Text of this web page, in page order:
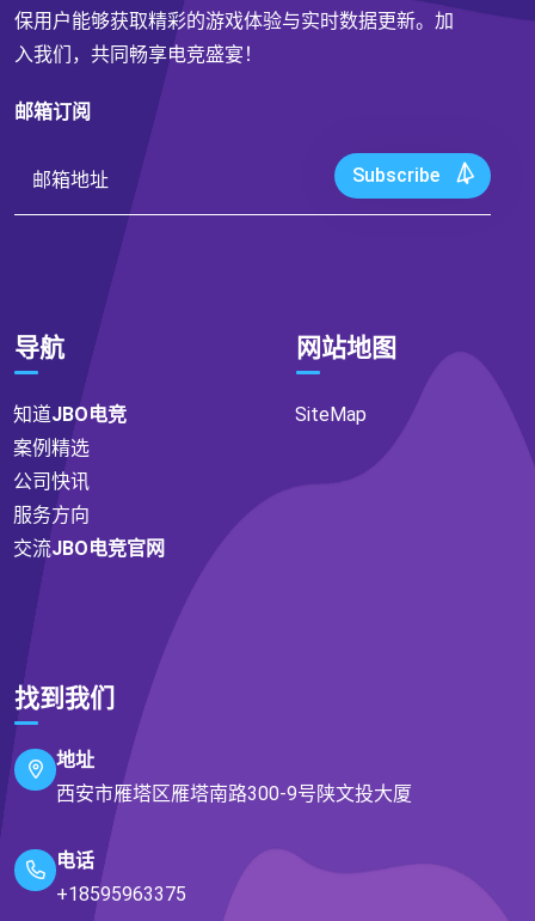
保用户能够获取精彩的游戏体验与实时数据更新。加
入我们，共同畅享电竞盛宴！
邮箱订阅
Subscribe
导航
知道JBO电竞
案例精选
公司快讯
服务方向
交流JBO电竞官网
网站地图
SiteMap
找到我们
地址
西安市雁塔区雁塔南路300-9号陕文投大厦
电话
+18595963375